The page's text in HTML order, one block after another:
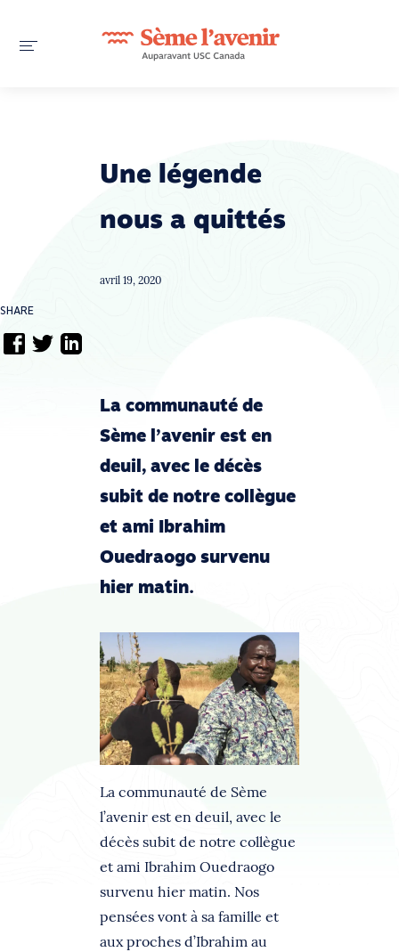
Une légende
nous a quittés
avril 19, 2020
SHARE
La communauté de
Sème l’avenir est en
deuil, avec le décès
subit de notre collègue
et ami Ibrahim
Ouedraogo survenu
hier matin.
La communauté de Sème
l’avenir est en deuil, avec le
décès subit de notre collègue
et ami Ibrahim Ouedraogo
survenu hier matin. Nos
pensées vont à sa famille et
aux proches d’Ibrahim au